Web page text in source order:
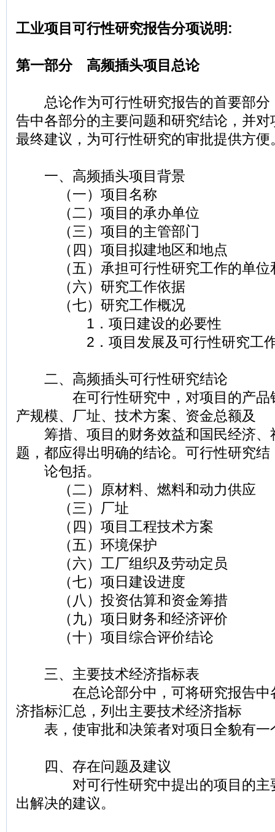
工业项目可行性研究报告分项说明:
第一部分 高频插头项目总论
总论作为可行性研究报告的首要部分
告中各部分的主要问题和研究结论，并
最终建议，为可行性研究的审批提供方便
一、高频插头项目背景
（一）项目名称
（二）项目的承办单位
（三）项目的主管部门
（四）项目拟建地区和地点
（五）承担可行性研究工作的单位
（六）研究工作依据
（七）研究工作概况
1．项日建设的必要性
2．项目发展及可行性研究工作
二、高频插头可行性研究结论
在可行性研究中，对项目的产品销
产规模、厂址、技术方案、资金总额及
筹措、项目的财务效益和国民经济、
题，都应得出明确的结论。可行性研究结
论包括。
（二）原材料、燃料和动力供应
（三）厂址
（四）项目工程技术方案
（五）环境保护
（六）工厂组织及劳动定员
（七）项日建设进度
（八）投资估算和资金筹措
（九）项日财务和经济评价
（十）项目综合评价结论
三、主要技术经济指标表
在总论部分中，可将研究报告中各
济指标汇总，列出主要技术经济指标
表，使审批和决策者对项日全貌有一
四、存在问题及建议
对可行性研究中提出的项目的主要
出解决的建议。